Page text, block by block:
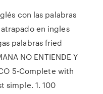
con las palabras
en ingles
palabras fried
NO ENTIENDE Y
5-Complete with
simple. 1. 100